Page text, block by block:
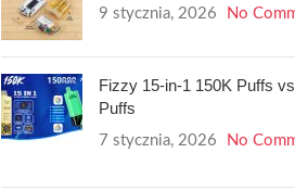
9 stycznia, 2026 No
Fizzy 15-in-1 150K Puffs
Puffs
7 stycznia, 2026 No